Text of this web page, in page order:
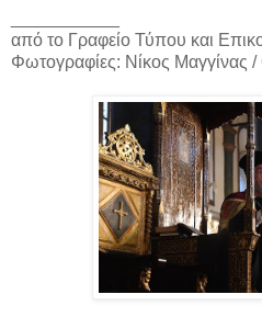
από το Γραφείο Τύπου και
Φωτογραφίες: Νίκος Μαγγίνας /